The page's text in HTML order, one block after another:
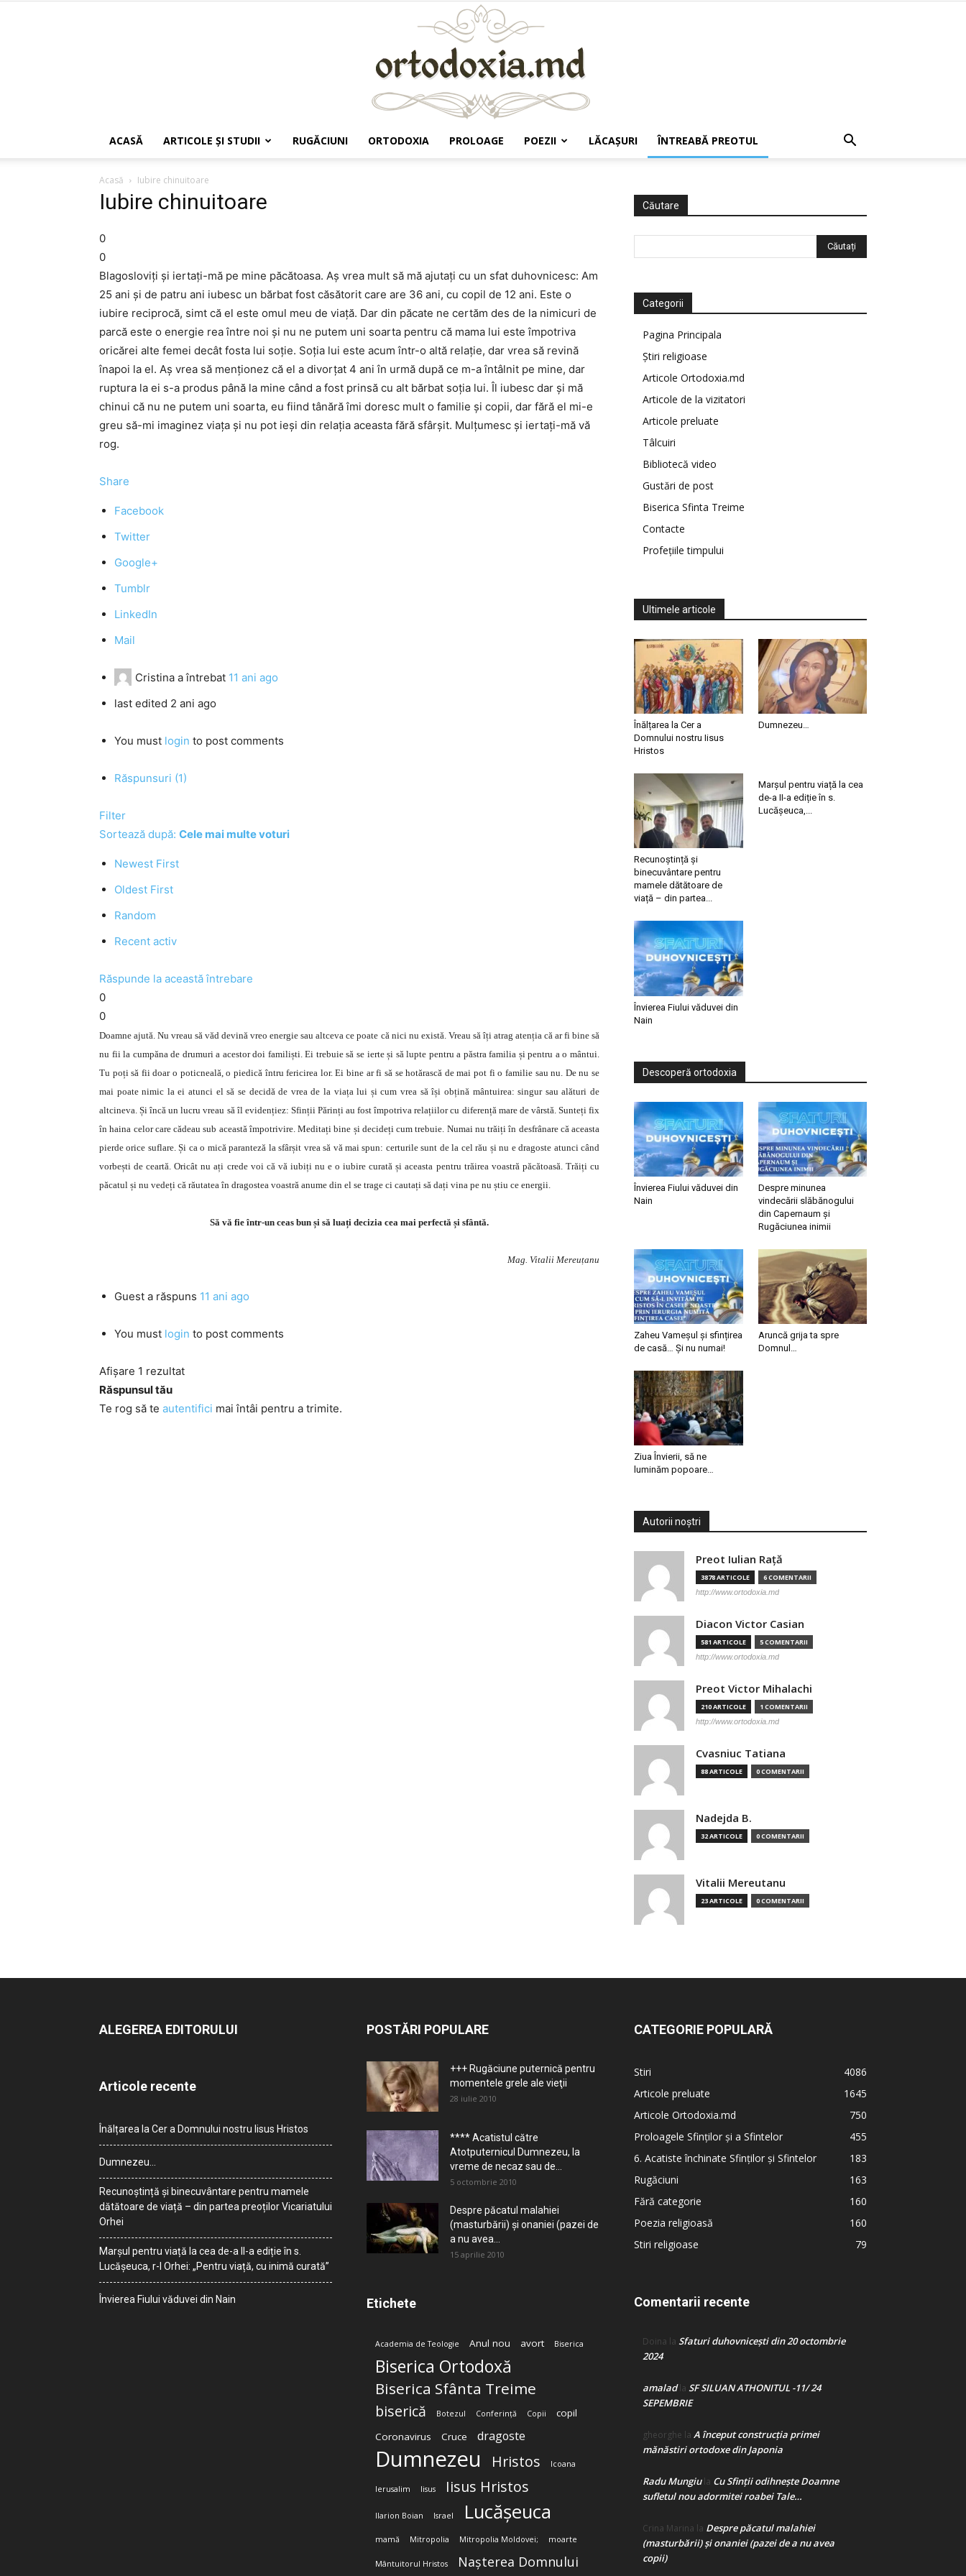
ACASĂ ARTICOLE ŞI STUDII RUGĂCIUNI ORTODOXIA PROLOAGE POEZII LĂCAŞURI ÎNTREABĂ PREOTUL
Acasă Iubire chinuitoare
Iubire chinuitoare
0
0
Blagosloviți și iertați-mă pe mine păcătoasa. Aș vrea mult să mă ajutați cu un sfat duhovnicesc: Am
25 ani și de patru ani iubesc un bărbat fost căsătorit care are 36 ani, cu copil de 12 ani. Este o
iubire reciprocă, simt că el este omul meu de viață. Dar din păcate ne certăm des de la nimicuri de
parcă este o energie rea între noi și nu ne putem uni soarta pentru că mama lui este împotriva
oricărei alte femei decât fosta lui soție. Soția lui este acum într-o altă relație, dar vrea să revină
înapoi la el. Aș vrea să menționez că el a divorțat 4 ani în urmă după ce m-a întâlnit pe mine, dar
ruptura la ei s-a produs până la mine când a fost prinsă cu alt bărbat soția lui. Îl iubesc dar și mă
chinui că nu ne putem uni soarta, eu fiind tânără îmi doresc mult o familie și copii, dar fără el mi-e
greu să-mi imaginez viața și nu pot ieși din relația aceasta fără sfârșit. Mulțumesc și iertați-mă vă
rog.
Share
Facebook
Twitter
Google+
Tumblr
LinkedIn
Mail
Cristina a întrebat 11 ani ago
last edited 2 ani ago
You must login to post comments
Răspunsuri (1)
Filter
Sortează după: Cele mai multe voturi
Newest First
Oldest First
Random
Recent activ
Răspunde la această întrebare
0
0
Doamne ajută. Nu vreau să văd devină vreo energie sau altceva ce poate că nici nu există. Vreau să îți atrag atenția că ar fi bine să
nu fii la cumpăna de drumuri a acestor doi familiști. Ei trebuie să se ierte și să lupte pentru a păstra familia și pentru a o mântui.
Tu poți să fii doar o poticneală, o piedică întru fericirea lor. Ei bine ar fi să se hotărască de mai pot fi o familie sau nu. De nu se
mai poate nimic la ei atunci el să se decidă de vrea de la viața lui și cum vrea să își obțină mântuirea: singur sau alături de
altcineva. Și încă un lucru vreau să îl evidențiez: Sfinții Părinți au fost împotriva relațiilor cu diferență mare de vârstă. Sunteți fix
în haina celor care cădeau sub această împotrivire. Meditați bine și decideți cum trebuie. Numai nu trăiți în desfrânare că aceasta
pierde orice suflare. Și ca o mică paranteză la sfârșit vrea să vă mai spun: certurile sunt de la cel rău și nu e dragoste atunci când
vorbești de ceartă. Oricât nu ați crede voi că vă iubiți nu e o iubire curată și aceasta pentru trăirea voastră păcătoasă. Trăiți cu
păcatul și nu vedeți că răutatea în dragostea voastră anume din el se trage ci cautați să dați vina pe nu știu ce energii.
Să vă fie într-un ceas bun și să luați decizia cea mai perfectă și sfântă.
Mag. Vitalii Mereuțanu
Guest a răspuns 11 ani ago
You must login to post comments
Afișare 1 rezultat
Răspunsul tău
Te rog să te autentifici mai întâi pentru a trimite.
Căutare
Categorii
Pagina Principala
Știri religioase
Articole Ortodoxia.md
Articole de la vizitatori
Articole preluate
Tâlcuiri
Bibliotecă video
Gustări de post
Biserica Sfinta Treime
Contacte
Profețiile timpului
Ultimele articole
Înălțarea la Cer a
Domnului nostru Iisus
Hristos
Dumnezeu…
Recunoștință și
binecuvântare pentru
mamele dătătoare de
viață – din partea...
Marșul pentru viață la cea
de-a II-a ediție în s.
Lucășeuca,...
Învierea Fiului văduvei din
Nain
Descoperă ortodoxia
Învierea Fiului văduvei din
Nain
Despre minunea
vindecării slăbănogului
din Capernaum și
Rugăciunea inimii
Zaheu Vameșul și sfințirea
de casă… Și nu numai!
Aruncă grija ta spre
Domnul…
Ziua Învierii, să ne
luminăm popoare…
Autorii noștri
Preot Iulian Raţă
3878 ARTICOLE 6 COMENTARII
http://www.ortodoxia.md
Diacon Victor Casian
581 ARTICOLE 5 COMENTARII
http://www.ortodoxia.md
Preot Victor Mihalachi
210 ARTICOLE 1 COMENTARII
http://www.ortodoxia.md
Cvasniuc Tatiana
88 ARTICOLE 0 COMENTARII
Nadejda B.
32 ARTICOLE 0 COMENTARII
Vitalii Mereutanu
23 ARTICOLE 0 COMENTARII
ALEGEREA EDITORULUI
Articole recente
Înălțarea la Cer a Domnului nostru Iisus Hristos
Dumnezeu…
Recunoștință și binecuvântare pentru mamele
dătătoare de viață – din partea preoților Vicariatului
Orhei
Marșul pentru viață la cea de-a II-a ediție în s.
Lucășeuca, r-l Orhei: „Pentru viață, cu inimă curată”
Învierea Fiului văduvei din Nain
POSTĂRI POPULARE
+++ Rugăciune puternică pentru
momentele grele ale vieţii
28 iulie 2010
**** Acatistul către
Atotputernicul Dumnezeu, la
vreme de necaz sau de...
5 octombrie 2010
Despre păcatul malahiei
(masturbării) şi onaniei (pazei de
a nu avea...
15 aprilie 2010
Etichete
Academia de Teologie Anul nou avort Biserica
Biserica Ortodoxă
Biserica Sfânta Treime
biserică Botezul Conferință Copii
copil
Coronavirus
Cruce dragoste
Dumnezeu Hristos Icoana
Ierusalim Iisus Iisus Hristos
Ilarion Boian Israel Lucășeuca
mamă Mitropolia Mitropolia Moldovei; moarte
Mântuitorul Hristos Nașterea Domnului
CATEGORIE POPULARĂ
Stiri
4086
Articole preluate
1645
Articole Ortodoxia.md
750
Proloagele Sfinților și a Sfintelor
455
6. Acatiste închinate Sfinților și Sfintelor
183
Rugăciuni
163
Fără categorie
160
Poezia religioasă
160
Stiri religioase
79
Comentarii recente
Doina la Sfaturi duhovnicești din 20 octombrie
2024
amaladla SF SILUAN ATHONITUL -11/ 24
SEPEMBRIE
gheorghe la A început construcţia primei
mănăstiri ortodoxe din Japonia
Radu Mungiula Cu Sfinții odihnește Doamne
sufletul nou adormitei roabei Tale…
Crina Marina la Despre păcatul malahiei
(masturbării) şi onaniei (pazei de a nu avea
copii)